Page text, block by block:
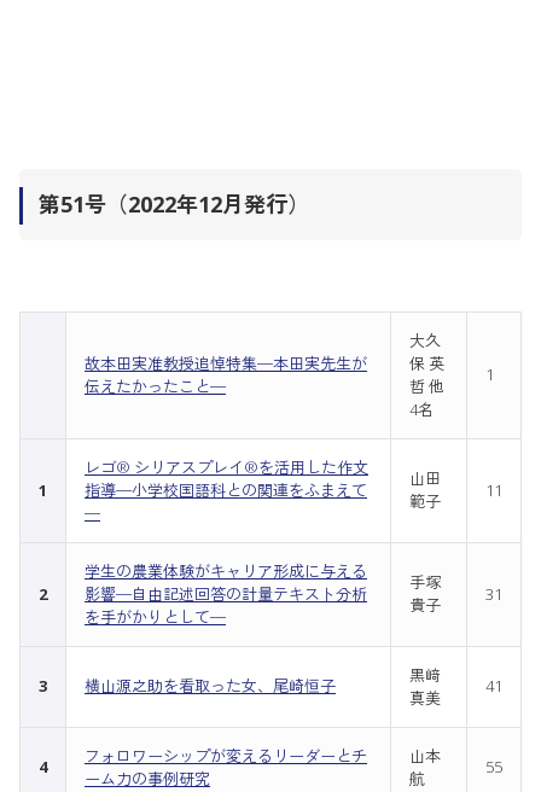
第51号（2022年12月発行）
故本田実准教授追悼特集─本田実先生が
伝えたかったこと─
大久
保 英
哲 他
4名
1
1
レゴ® シリアスプレイ®を活用した作文
指導─小学校国語科との関連をふまえて
─
山田
範子
11
2
学生の農業体験がキャリア形成に与える
影響─自由記述回答の計量テキスト分析
を手がかりとして─
手塚
貴子
31
3 横山源之助を看取った女、尾崎恒子
黒﨑
真美
41
4
フォロワーシップが変えるリーダーとチ
ーム力の事例研究
山本
航
55